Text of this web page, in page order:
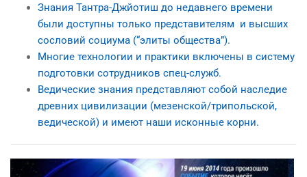
Знания Тантра-Джйотиш до недавнего времени
были доступны только представителям и высших
сословий социума (“элиты общества”).
Многие технологии и практики включены в систему
подготовки сотрудников спец-служб.
Ведические знания представляют собой наследие
древних цивилизации (мезенской/трипольской,
ведической) и имеют наши исконные корни.